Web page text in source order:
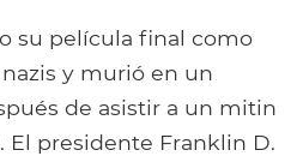
su película final como
y murió en un
de asistir a un mitin
El presidente Franklin D.